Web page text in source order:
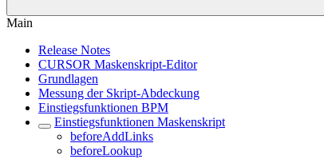
Main
Release Notes
CURSOR Maskenskript-Editor
Grundlagen
Messung der Skript-Abdeckung
Einstiegsfunktionen BPM
Einstiegsfunktionen Maskenskript
beforeAddLinks
beforeLookup